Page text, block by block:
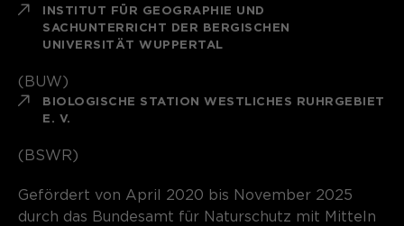
INSTITUT FÜR GEOGRAPHIE UND
SACHUNTERRICHT DER BERGISCHEN
UNIVERSITÄT WUPPERTAL
(BUW)
BIOLOGISCHE STATION WESTLICHES RUHRGEBIET
E. V.
(BSWR)
Gefördert von April 2020 bis November 2025
durch das Bundesamt für Naturschutz mit Mitteln